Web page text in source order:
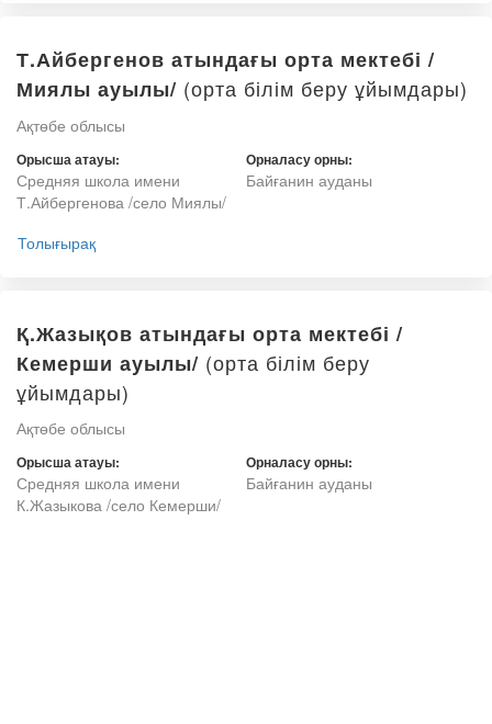
Т.Айбергенов атындағы орта мектебі /
Миялы ауылы/ (орта білім беру ұйымдары)
Ақтөбе облысы
Орысша атауы:
Средняя школа имени
Т.Айбергенова /село Миялы/
Орналасу орны:
Байғанин ауданы
Толығырақ
Қ.Жазықов атындағы орта мектебі /
Кемерши ауылы/ (орта білім беру
ұйымдары)
Ақтөбе облысы
Орысша атауы:
Средняя школа имени
К.Жазыкова /село Кемерши/
Орналасу орны:
Байғанин ауданы